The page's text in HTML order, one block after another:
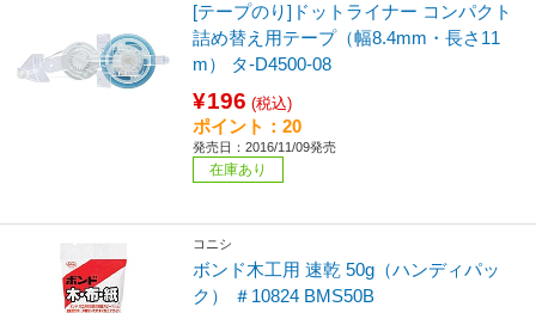
[テープのり]ドットライナー コンパクト
詰め替え用テープ（幅8.4mm・長さ11
m） タ-D4500-08
¥196 (税込)
ポイント：20
発売日：2016/11/09発売
在庫あり
コニシ
ボンド木工用 速乾 50g（ハンディパッ
ク） ＃10824 BMS50B